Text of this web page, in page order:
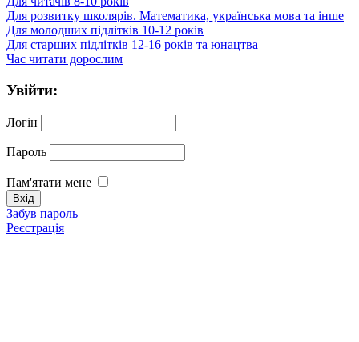
Для розвитку школярів. Математика, українська мова та інше
Для молодших підлітків 10-12 років
Для старших підлітків 12-16 років та юнацтва
Час читати дорослим
Увійти:
Логін
Пароль
Пам'ятати мене
Забув пароль
Реєстрація